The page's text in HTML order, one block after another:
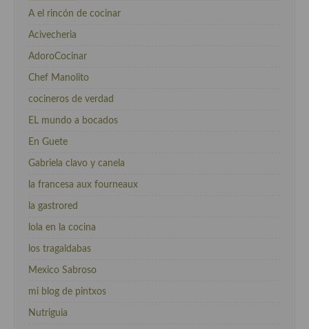
A el rincón de cocinar
Acivecheria
AdoroCocinar
Chef Manolito
cocineros de verdad
EL mundo a bocados
En Guete
Gabriela clavo y canela
la francesa aux fourneaux
la gastrored
lola en la cocina
los tragaldabas
Mexico Sabroso
mi blog de pintxos
Nutriguia